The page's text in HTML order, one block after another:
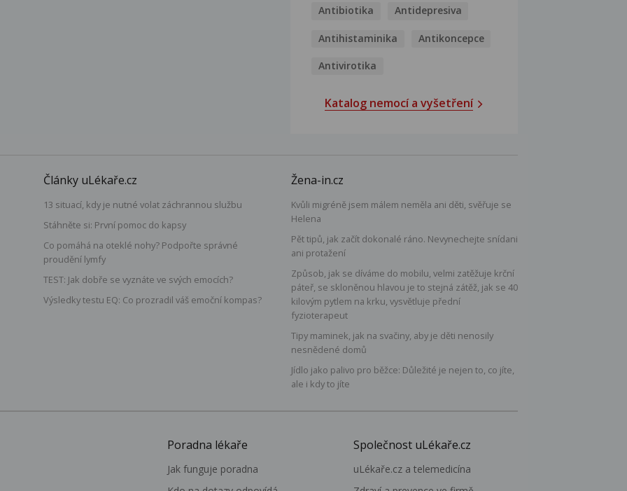
Antibiotika Antidepresiva
Antihistaminika Antikoncepce
Antivirotika
Katalog nemocí a vyšetření
Články uLékaře.cz
13 situací, kdy je nutné volat záchrannou službu
Stáhněte si: První pomoc do kapsy
Co pomáhá na oteklé nohy? Podpořte správné
proudění lymfy
TEST: Jak dobře se vyznáte ve svých emocích?
Výsledky testu EQ: Co prozradil váš emoční kompas?
Žena-in.cz
Kvůli migréně jsem málem neměla ani děti, svěřuje se
Helena
Pět tipů, jak začít dokonalé ráno. Nevynechejte snídani
ani protažení
Způsob, jak se díváme do mobilu, velmi zatěžuje krční
páteř, se skloněnou hlavou je to stejná zátěž, jak se 40
kilovým pytlem na krku, vysvětluje přední
fyzioterapeut
Tipy maminek, jak na svačiny, aby je děti nenosily
nesnědené domů
Jídlo jako palivo pro běžce: Důležité je nejen to, co jíte,
ale i kdy to jíte
Poradna lékaře
Jak funguje poradna
Společnost uLékaře.cz
uLékaře.cz a telemedicína